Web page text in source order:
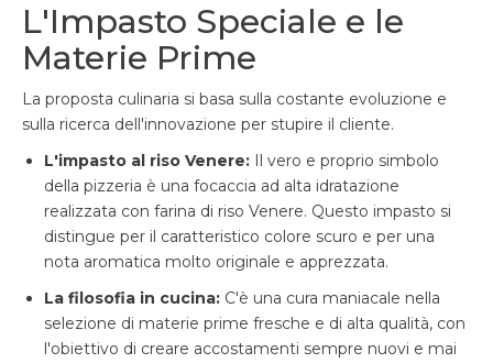
L'Impasto Speciale e le
Materie Prime
La proposta culinaria si basa sulla costante evoluzione e
sulla ricerca dell'innovazione per stupire il cliente.
L'impasto al riso Venere: Il vero e proprio simbolo
della pizzeria è una focaccia ad alta idratazione
realizzata con farina di riso Venere. Questo impasto si
distingue per il caratteristico colore scuro e per una
nota aromatica molto originale e apprezzata.
La filosofia in cucina: C'è una cura maniacale nella
selezione di materie prime fresche e di alta qualità, con
l'obiettivo di creare accostamenti sempre nuovi e mai